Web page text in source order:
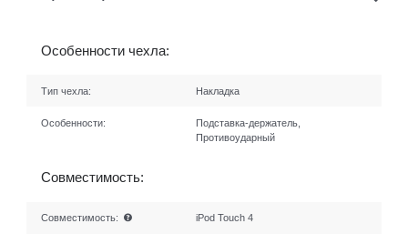
Особенности чехла:
Тип чехла: Накладка
Особенности:
Подставка-держатель,
Противоударный
Совместимость:
Совместимость: iPod Touch 4